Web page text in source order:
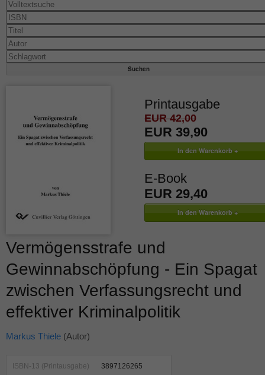
Printausgabe
EUR 42,00
EUR 39,90
E-Book
EUR 29,40
Vermögensstrafe und
Gewinnabschöpfung - Ein Spagat
zwischen Verfassungsrecht und
effektiver Kriminalpolitik
Markus Thiele (Autor)
ISBN-13 (Printausgabe) 3897126265